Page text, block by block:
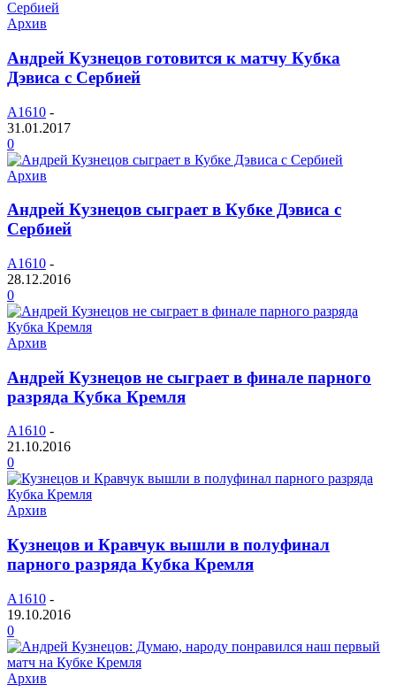
Архив
Андрей Кузнецов готовится к матчу Кубка
Дэвиса с Сербией
A1610 -
31.01.2017
0
Архив
Андрей Кузнецов сыграет в Кубке Дэвиса с
Сербией
A1610 -
28.12.2016
0
Архив
Андрей Кузнецов не сыграет в финале парного
разряда Кубка Кремля
A1610 -
21.10.2016
0
Архив
Кузнецов и Кравчук вышли в полуфинал
парного разряда Кубка Кремля
A1610 -
19.10.2016
0
Архив